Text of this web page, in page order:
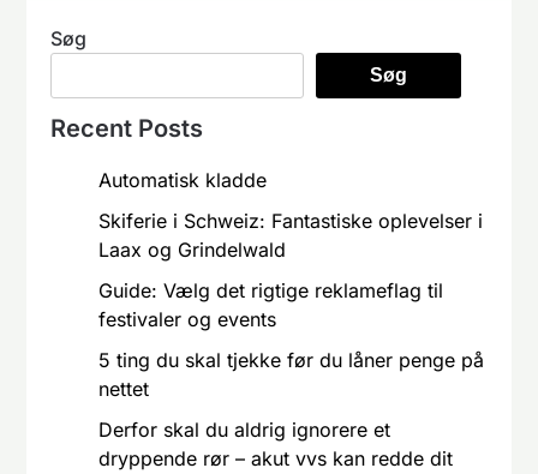
Søg
Søg
Recent Posts
Automatisk kladde
Skiferie i Schweiz: Fantastiske oplevelser i
Laax og Grindelwald
Guide: Vælg det rigtige reklameflag til
festivaler og events
5 ting du skal tjekke før du låner penge på
nettet
Derfor skal du aldrig ignorere et
dryppende rør – akut vvs kan redde dit